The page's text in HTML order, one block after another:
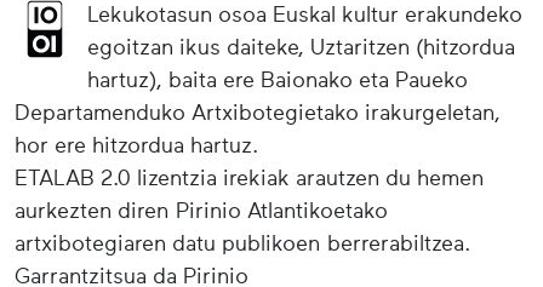
Lekukotasun osoa Euskal kultur erakundeko
egoitzan ikus daiteke, Uztaritzen (hitzordua
hartuz), baita ere Baionako eta Paueko
Departamenduko Artxibotegietako irakurgeletan,
hor ere hitzordua hartuz.
ETALAB 2.0 lizentzia irekiak arautzen du hemen
aurkezten diren Pirinio Atlantikoetako
artxibotegiaren datu publikoen berrerabiltzea.
Garrantzitsua da Pirinio